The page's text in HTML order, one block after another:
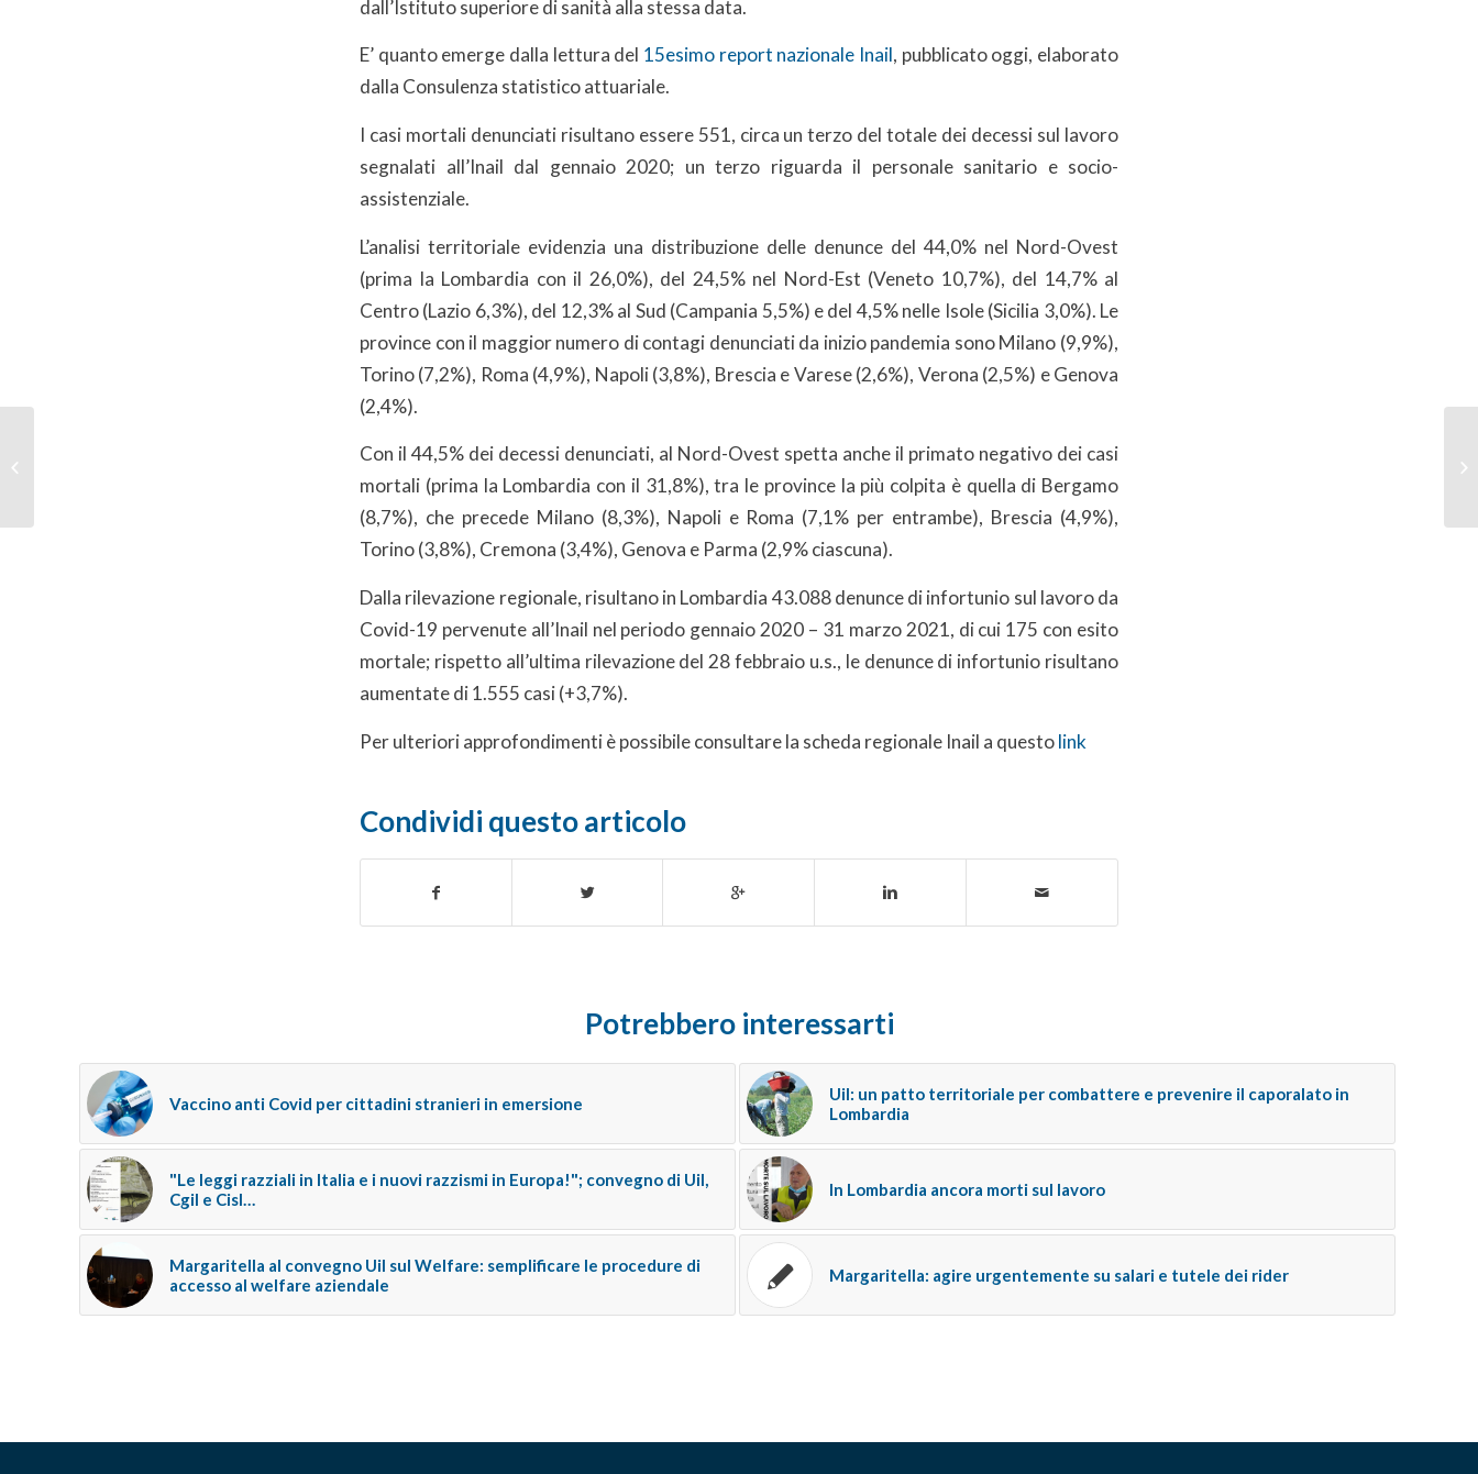
dall’Istituto superiore di sanità alla stessa data.
E’ quanto emerge dalla lettura del 15esimo report nazionale Inail, pubblicato oggi, elaborato
dalla Consulenza statistico attuariale.
I casi mortali denunciati risultano essere 551, circa un terzo del totale dei decessi sul lavoro
segnalati all’Inail dal gennaio 2020; un terzo riguarda il personale sanitario e socio-
assistenziale.
L’analisi territoriale evidenzia una distribuzione delle denunce del 44,0% nel Nord-Ovest
(prima la Lombardia con il 26,0%), del 24,5% nel Nord-Est (Veneto 10,7%), del 14,7% al
Centro (Lazio 6,3%), del 12,3% al Sud (Campania 5,5%) e del 4,5% nelle Isole (Sicilia 3,0%). Le
province con il maggior numero di contagi denunciati da inizio pandemia sono Milano (9,9%),
Torino (7,2%), Roma (4,9%), Napoli (3,8%), Brescia e Varese (2,6%), Verona (2,5%) e Genova
(2,4%).
Con il 44,5% dei decessi denunciati, al Nord-Ovest spetta anche il primato negativo dei casi
mortali (prima la Lombardia con il 31,8%), tra le province la più colpita è quella di Bergamo
(8,7%), che precede Milano (8,3%), Napoli e Roma (7,1% per entrambe), Brescia (4,9%),
Torino (3,8%), Cremona (3,4%), Genova e Parma (2,9% ciascuna).
Dalla rilevazione regionale, risultano in Lombardia 43.088 denunce di infortunio sul lavoro da
Covid-19 pervenute all’Inail nel periodo gennaio 2020 – 31 marzo 2021, di cui 175 con esito
mortale; rispetto all’ultima rilevazione del 28 febbraio u.s., le denunce di infortunio risultano
aumentate di 1.555 casi (+3,7%).
Per ulteriori approfondimenti è possibile consultare la scheda regionale Inail a questolink
Condividi questo articolo
Potrebbero interessarti
Vaccino anti Covid per cittadini stranieri in emersione
Uil: un patto territoriale per combattere e prevenire il caporalato in
Lombardia
"Le leggi razziali in Italia e i nuovi razzismi in Europa!"; convegno di Uil,
Cgil e Cisl…
In Lombardia ancora morti sul lavoro
Margaritella al convegno Uil sul Welfare: semplificare le procedure di
accesso al welfare aziendale
Margaritella: agire urgentemente su salari e tutele dei rider